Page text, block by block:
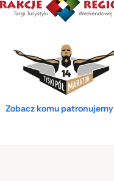
Zobacz komu patronujemy